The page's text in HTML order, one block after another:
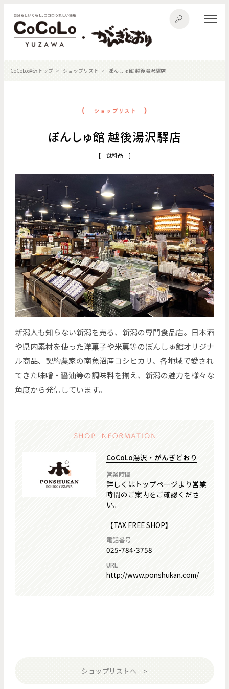
CoCoLo湯沢トップ ショップリスト ぽんしゅ館 越後湯沢驛店
ぽんしゅ館 越後湯沢驛店
[ 食料品 ]
新潟⼈も知らない新潟を売る、新潟の専⾨⾷品店。⽇本酒
や県内素材を使った洋菓⼦や⽶菓等のぽんしゅ館オリジナ
ル商品、契約農家の南⿂沼産コシヒカリ、各地域で愛され
てきた味噌・醤油等の調味料を揃え、新潟の魅⼒を様々な
⾓度から発信しています。
CoCoLo湯沢・がんぎどおり
営業時間
詳しくはトップページより営業
時間のご案内をご確認くださ
い。
【TAX FREE SHOP】
電話番号
025-784-3758
URL
http://www.ponshukan.com/
ショップリストへ